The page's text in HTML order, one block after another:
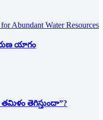
యాగం
తెగిస్తుందా”?